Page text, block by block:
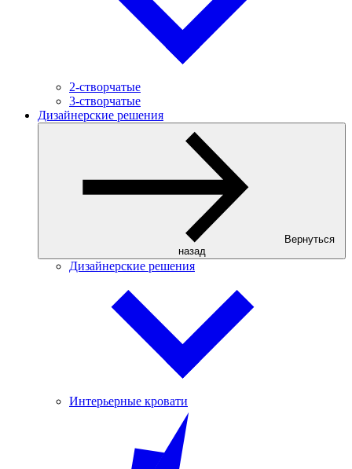
2-створчатые
3-створчатые
Дизайнерские решения
Вернуться
назад
Дизайнерские решения
Интерьерные кровати